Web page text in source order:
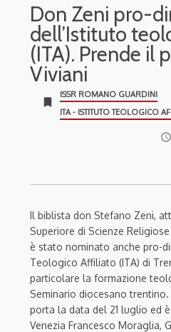
Don Zeni pro-
dell’Istituto
(ITA). Prende il
Viviani
bookmark
ISSR ROMANO GUARDINI
ITA - ISTITUTO TEOLOGICO
access_time
Il biblista don Stefano Zeni,
Superiore di Scienze
è stato nominato anche pro-
Teologico Affiliato (ITA) di
particolare la formazione
Seminario diocesano
porta la data del 21 luglio ed
Venezia Francesco Moraglia,